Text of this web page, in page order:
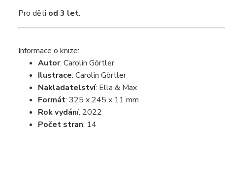
Pro děti od 3 let.
Informace o knize:
Autor: Carolin Görtler
Ilustrace: Carolin Görtler
Nakladatelství: Ella & Max
Formát: 325 x 245 x 11 mm
Rok vydání: 2022
Počet stran: 14